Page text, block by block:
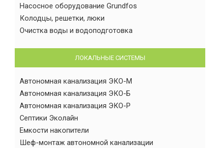
Насосное оборудование Grundfos
Колодцы, решетки, люки
Очистка воды и водоподготовка
ЛОКАЛЬНЫЕ СИСТЕМЫ
Автономная канализация ЭКО-М
Автономная канализация ЭКО-Б
Автономная канализация ЭКО-Р
Септики Эколайн
Емкости накопители
Шеф-монтаж автономной канализации